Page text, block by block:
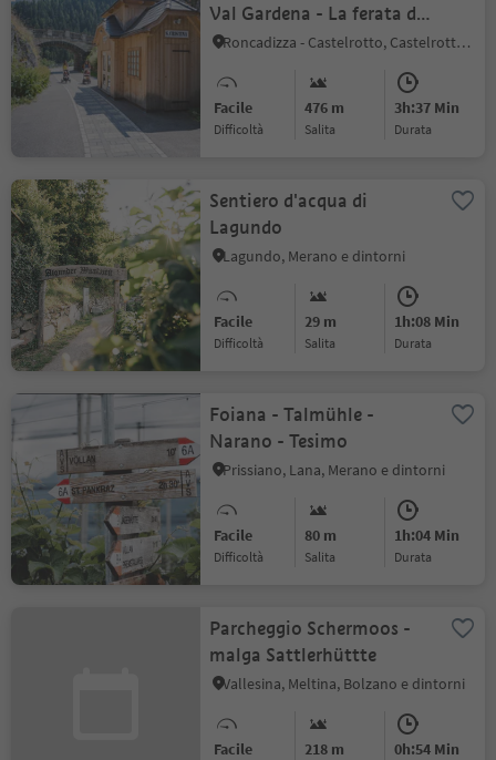
Val Gardena - La ferata de
Gherdëina
Roncadizza - Castelrotto, Castelrotto, Regione dolomitica Alpe di Siusi
Facile
Difficoltà
476 m
Salita
3h:37 Min
durata
Sentiero d'acqua di
Lagundo
Lagundo, Merano e dintorni
Facile
Difficoltà
29 m
Salita
1h:08 Min
durata
Foiana - Talmühle -
Narano - Tesimo
Prissiano, Lana, Merano e dintorni
Facile
Difficoltà
80 m
Salita
1h:04 Min
durata
Parcheggio Schermoos -
malga Sattlerhüttte
Vallesina, Meltina, Bolzano e dintorni
Facile 218 m 0h:54 Min